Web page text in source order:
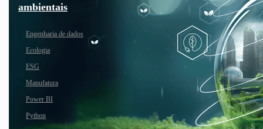
ambientais
Engenharia de dados
Ecologia
ESG
Manufatura
Power BI
Python